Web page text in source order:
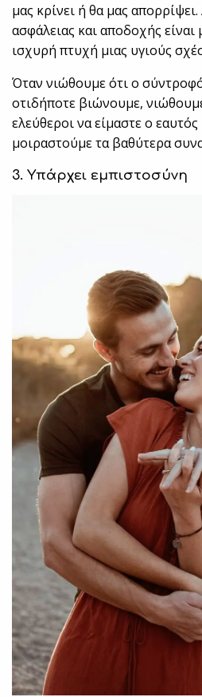
μας κρίνει ή θα μας
ασφάλειας και αποδοχής είναι
ισχυρή πτυχή μιας υγιούς
Όταν νιώθουμε ότι ο
οτιδήποτε βιώνουμε,
ελεύθεροι να είμαστε ο εαυτός
μοιραστούμε τα βαθύτερα
3. Υπάρχει εμπιστοσύνη